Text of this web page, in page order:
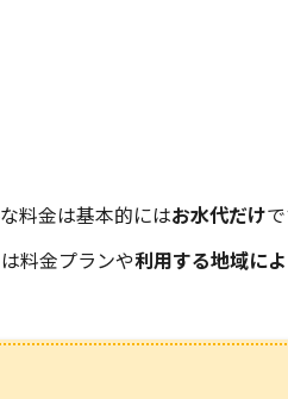
料金は基本的にはお水代だけで
料金プランや利用する地域に